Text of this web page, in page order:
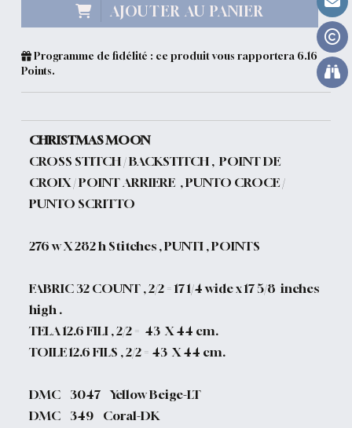
AJOUTER AU PANIER
Programme de fidélité : ce produit vous rapportera 6.16
Points.
CHRISTMAS MOON
CROSS STITCH / BACKSTITCH , POINT DE
CROIX / POINT ARRIERE , PUNTO CROCE /
PUNTO SCRITTO
276 w X 282 h Stitches , PUNTI , POINTS
FABRIC 32 COUNT , 2/2 =17 1/4 wide x 17 5/8 inches
high .
TELA 12.6 FILI , 2/2 = 43 X 44 cm.
TOILE 12.6 FILS , 2/2 = 43 X 44 cm.
DMC 3047 Yellow Beige-LT
DMC 349 Coral-DK